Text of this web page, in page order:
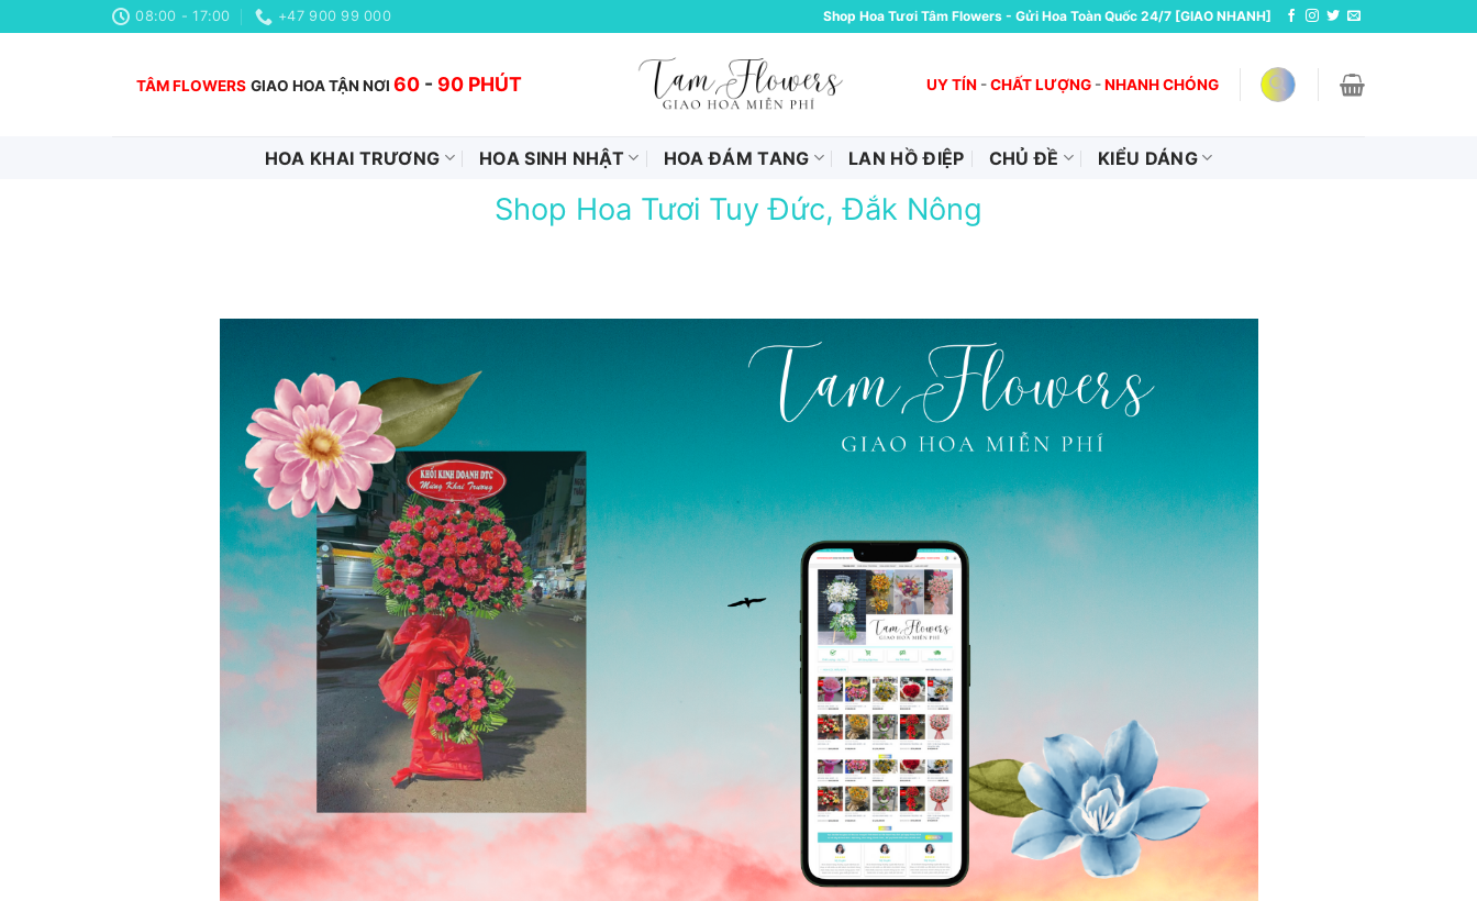
đến
08:00 - 17:00 +47 900 99 000 Shop Hoa Tươi Tâm Flowers - Gửi Hoa Toàn Quốc 24/7 [GIAO NHANH]
TÂM FLOWERS GIAO HOA TẬN NƠI 60 - 90 PHÚT UY TÍN -CHẤT LƯỢNG -NHANH CHÓNG
HOA KHAI TRƯƠNG HOA SINH NHẬT HOA ĐÁM TANG LAN HỒ ĐIỆP CHỦ ĐỀ KIỂU DÁNG
Shop Hoa Tươi Tuy Đức, Đắk Nông